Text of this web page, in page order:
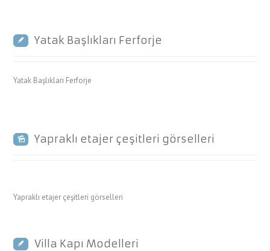
Yatak Başlıkları Ferforje
Yatak Başlıkları Ferforje
Yapraklı etajer çeşitleri görselleri
Yapraklı etajer çeşitleri görselleri
Villa Kapı Modelleri